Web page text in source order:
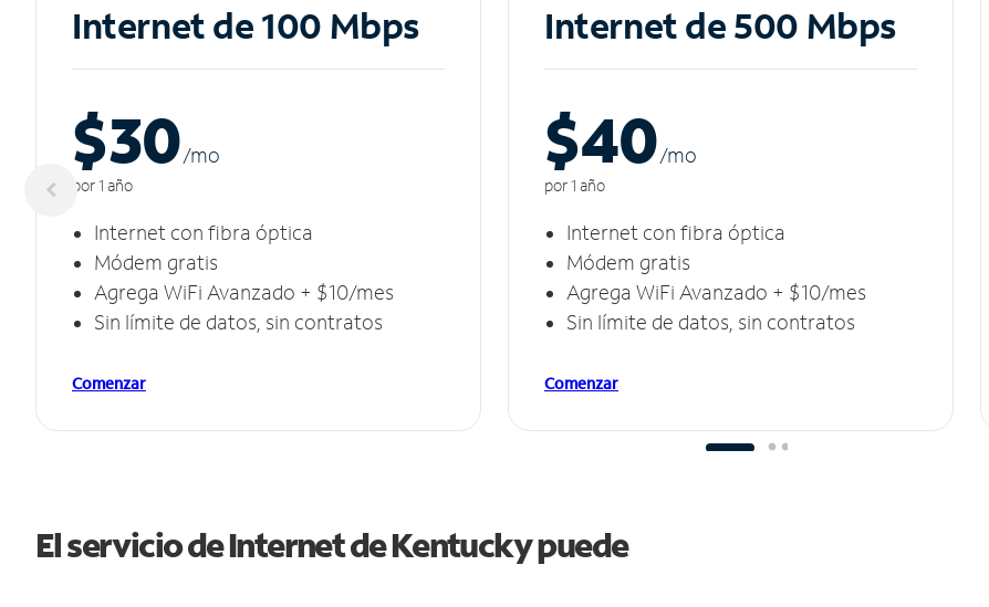
Internet de 100 Mbps
$30/mo
por 1 año
Internet con fibra óptica
Módem gratis
Agrega WiFi Avanzado + $10/mes
Sin límite de datos, sin contratos
Comenzar
Internet de 500 Mbps
$40/mo
por 1 año
Internet con fibra óptica
Módem gratis
Agrega WiFi Avanzado + $10/mes
Sin límite de datos, sin contratos
Comenzar
El servicio de Internet de Kentucky puede